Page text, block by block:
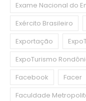
Exame Nacional do
Exército Brasileiro
Exportação
ExpoTurismo
Facebook
Facer
Faculdade